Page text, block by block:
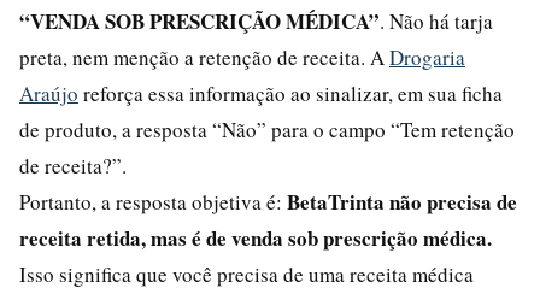
“VENDA SOB PRESCRIÇÃO MÉDICA”. Não há tarja
preta, nem menção a retenção de receita. A Drogaria
Araújo reforça essa informação ao sinalizar, em sua ficha
de produto, a resposta “Não” para o campo “Tem retenção
de receita?”.
Portanto, a resposta objetiva é: BetaTrinta não precisa de
receita retida, mas é de venda sob prescrição médica.
Isso significa que você precisa de uma receita médica